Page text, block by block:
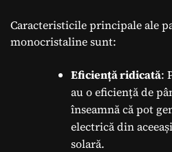
Caracteristicile principale ale
monocristaline sunt:
Eficiență ridicată:
au o eficiență de
înseamnă că pot
electrică din
solară.